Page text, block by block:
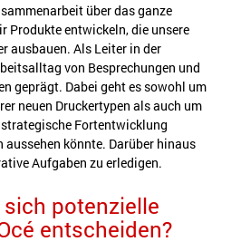
über das ganze
Produkte entwickeln, die unsere
ausbauen. Als Leiter in der
von Besprechungen und
geprägt. Dabei geht es sowohl um
neuen Druckertypen als auch um
Fortentwicklung
könnte. Darüber hinaus
Aufgaben zu erledigen.
potenzielle
entscheiden?